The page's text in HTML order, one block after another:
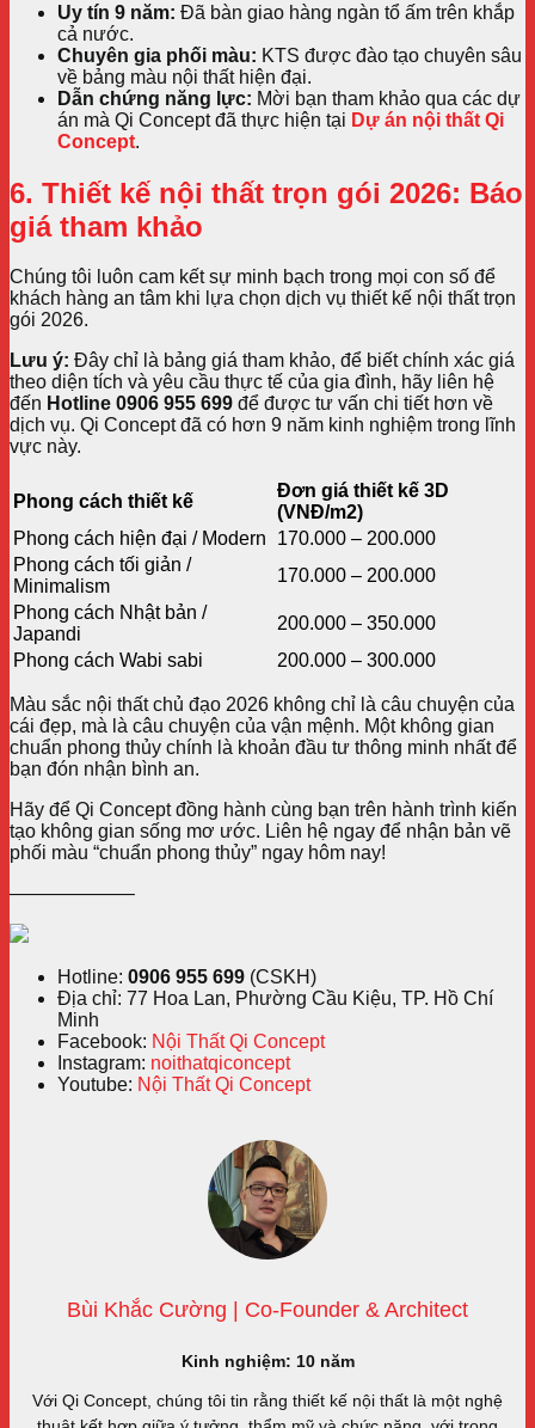
Uy tín 9 năm: Đã bàn giao hàng ngàn tổ ấm trên khắp
cả nước.
Chuyên gia phối màu: KTS được đào tạo chuyên sâu
về bảng màu nội thất hiện đại.
Dẫn chứng năng lực: Mời bạn tham khảo qua các dự
án mà Qi Concept đã thực hiện tại Dự án nội thất Qi
Concept.
6. Thiết kế nội thất trọn gói 2026: Báo
giá tham khảo
Chúng tôi luôn cam kết sự minh bạch trong mọi con số để
khách hàng an tâm khi lựa chọn dịch vụ thiết kế nội thất trọn
gói 2026.
Lưu ý: Đây chỉ là bảng giá tham khảo, để biết chính xác giá
theo diện tích và yêu cầu thực tế của gia đình, hãy liên hệ
đến Hotline 0906 955 699 để được tư vấn chi tiết hơn về
dịch vụ. Qi Concept đã có hơn 9 năm kinh nghiệm trong lĩnh
vực này.
Phong cách thiết kế
Đơn giá thiết kế 3D
(VNĐ/m2)
Phong cách hiện đại / Modern
170.000 – 200.000
Phong cách tối giản /
Minimalism
170.000 – 200.000
Phong cách Nhật bản /
Japandi
200.000 – 350.000
Phong cách Wabi sabi
200.000 – 300.000
Màu sắc nội thất chủ đạo 2026 không chỉ là câu chuyện của
cái đẹp, mà là câu chuyện của vận mệnh. Một không gian
chuẩn phong thủy chính là khoản đầu tư thông minh nhất để
bạn đón nhận bình an.
Hãy để Qi Concept đồng hành cùng bạn trên hành trình kiến
tạo không gian sống mơ ước. Liên hệ ngay để nhận bản vẽ
phối màu “chuẩn phong thủy” ngay hôm nay!
——————–
Hotline: 0906 955 699 (CSKH)
Địa chỉ: 77 Hoa Lan, Phường Cầu Kiệu, TP. Hồ Chí
Minh
Facebook: Nội Thất Qi Concept
Instagram: noithatqiconcept
Youtube: Nội Thất Qi Concept
Bùi Khắc Cường | Co-Founder & Architect
Kinh nghiệm: 10 năm
Với Qi Concept, chúng tôi tin rằng thiết kế nội thất là một nghệ